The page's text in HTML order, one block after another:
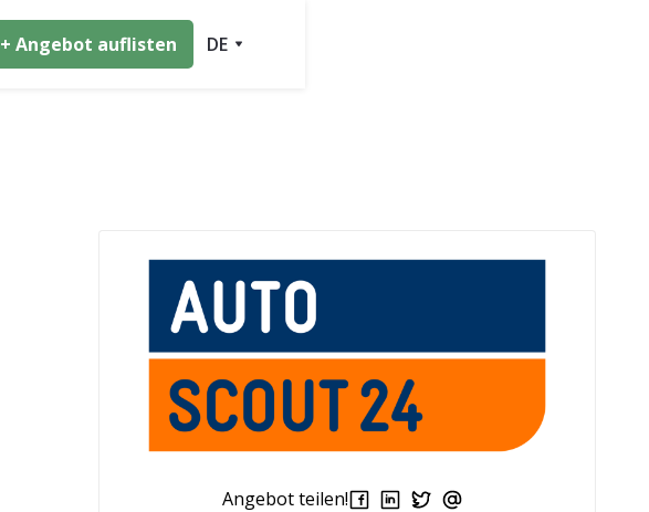
+ Angebot auflisten DE
Angebot teilen!